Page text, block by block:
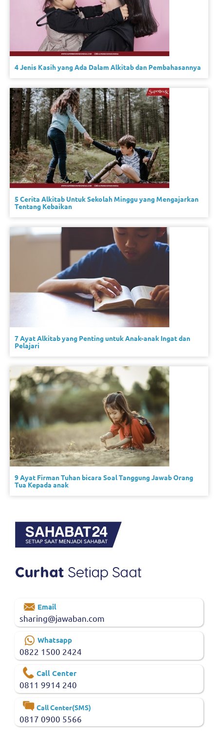
4 Jenis Kasih yang Ada Dalam Alkitab dan Pembahasannya
5 Cerita Alkitab Untuk Sekolah Minggu yang Mengajarkan
Tentang Kebaikan
7 Ayat Alkitab yang Penting untuk Anak-anak Ingat dan
Pelajari
9 Ayat Firman Tuhan bicara Soal Tanggung Jawab Orang
Tua Kepada anak
Email
sharing@jawaban.com
Whatsapp
0822 1500 2424
Call Center
0811 9914 240
Call Center(SMS)
0817 0900 5566